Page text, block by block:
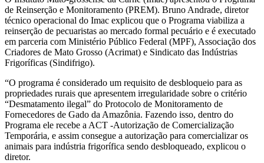
de Reinserção e Monitoramento (PREM). Bruno Andrade, diretor
técnico operacional do Imac explicou que o Programa viabiliza a
reinserção de pecuaristas ao mercado formal pecuário e é executado
em parceria com Ministério Público Federal (MPF), Associação dos
Criadores de Mato Grosso (Acrimat) e Sindicato das Indústrias
Frigoríficas (Sindifrigo).
“O programa é considerado um requisito de desbloqueio para as
propriedades rurais que apresentem irregularidade sobre o critério
“Desmatamento ilegal” do Protocolo de Monitoramento de
Fornecedores de Gado da Amazônia. Fazendo isso, dentro do
Programa ele recebe a ACT -Autorização de Comercialização
Temporária, e assim consegue a autorização para comercializar os
animais para indústria frigorífica sendo desbloqueado, explicou o
diretor.